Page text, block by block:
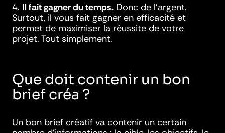
4. Il fait gagner du temps. Donc de l’argent.
Surtout, il vous fait gagner en efficacité et
permet de maximiser la réussite de votre
projet. Tout simplement.
Que doit contenir un bon
brief créa ?
Un bon brief créatif va contenir un certain